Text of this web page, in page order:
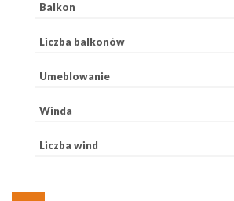
Balkon
Liczba balkonów
Umeblowanie
Winda
Liczba wind